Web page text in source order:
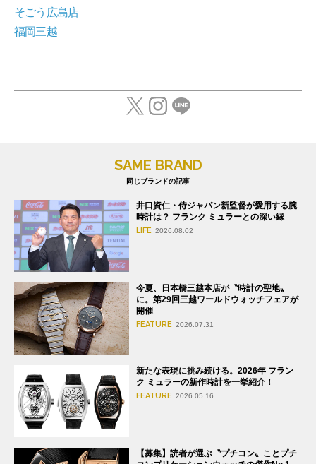
そごう広島店
福岡三越
SAME BRAND
同じブランドの記事
井口資仁・侍ジャパン新監督が愛用する腕
時計は？ フランク ミュラーとの深い縁
LIFE 2026.08.02
今夏、日本橋三越本店が〝時計の聖地〟
に。第29回三越ワールドウォッチフェアが
開催
FEATURE 2026.07.31
新たな表現に挑み続ける。2026年 フラン
ク ミュラーの新作時計を一挙紹介！
FEATURE 2026.05.16
【募集】読者が選ぶ〝プチコン〟ことプチ